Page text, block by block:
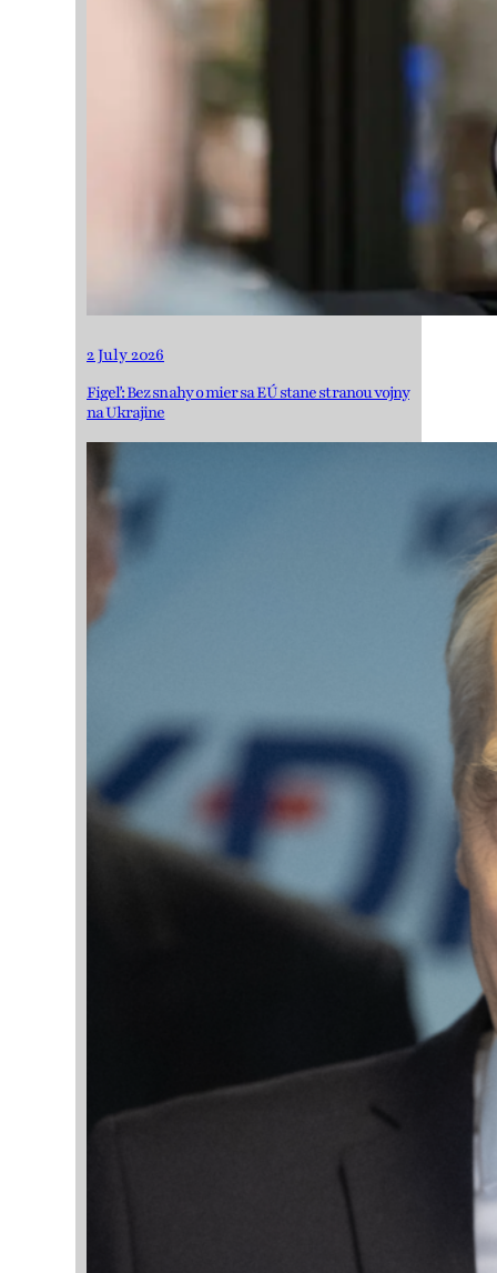
2 July 2026
Figeľ: Bez snahy o mier sa EÚ stane stranou vojny
na Ukrajine